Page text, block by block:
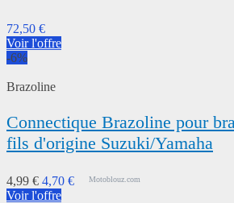
72,50 €
Voir l'offre
-6%
Brazoline
Connectique Brazoline pour
fils d'origine Suzuki/Yamaha
4,99 € 4,70 € Motoblouz.com
Voir l'offre